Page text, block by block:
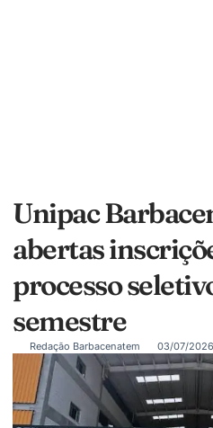
Unipac
abertas
processo
semestre
Redação Barbacenatem 03/07/2026